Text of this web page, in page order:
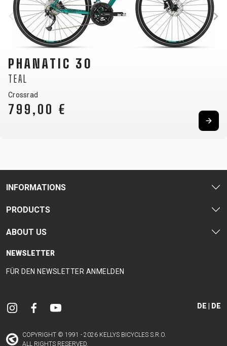
PHANATIC 30
TEAL
Crossrad
799,00 €
INFORMATIONS
PRODUCTS
ABOUT US
NEWSLETTER
FÜR DEN NEWSLETTER ANMELDEN
DE | DE
COPYRIGHT © 1991 - 2026 KELLYS BICYCLES S.R.O.
ALL RIGHTS RESERVED.